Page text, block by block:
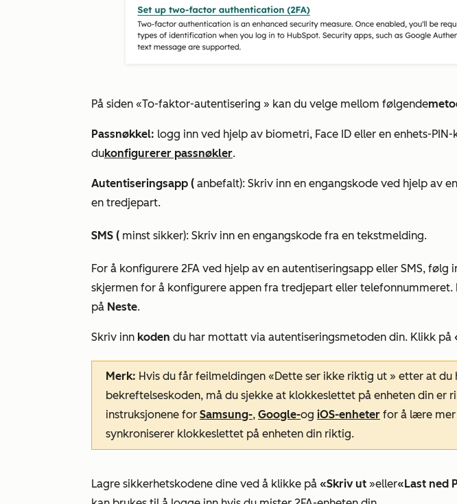
På siden «To-faktor-autentisering » kan du velge mellom følgende
Passnøkkel: logg inn ved hjelp av biometri, Face ID eller en enhets-
dukonfigurerer passnøkler.
Autentiseringsapp ( anbefalt): Skriv inn en engangskode ved hjelp av
en tredjepart.
SMS ( minst sikker): Skriv inn en engangskode fra en tekstmelding.
For å konfigurere 2FA ved hjelp av en autentiseringsapp eller SMS, følg
skjermen for å konfigurere appen fra tredjepart eller telefonnummeret.
på Neste.
Skriv inn koden du har mottatt via autentiseringsmetoden din. Klikk på
Merk: Hvis du får feilmeldingen «Dette ser ikke riktig ut » etter at du
bekreftelseskoden, må du sjekke at klokkeslettet på enheten din er
instruksjonene for Samsung-, Google-og iOS-enheter for å lære
synkroniserer klokkeslettet på enheten din riktig.
Lagre sikkerhetskodene dine ved å klikke på «Skriv ut »eller«Last ned